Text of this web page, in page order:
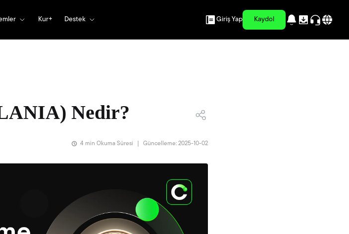
Kur+ Destek Giriş Yap Kaydol
Nedir?
4 min Okuma Süresi Güncelleme: 2025-10-02